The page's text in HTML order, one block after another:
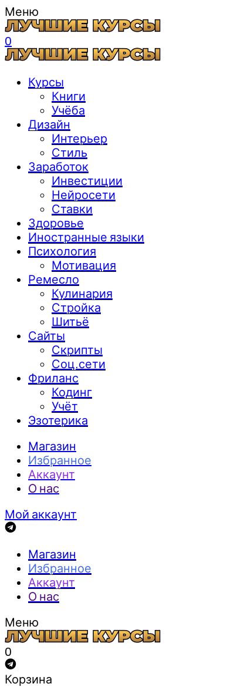
Меню
0
Курсы
Книги
Учёба
Дизайн
Интерьер
Стиль
Заработок
Инвестиции
Нейросети
Ставки
Здоровье
Иностранные языки
Психология
Мотивация
Ремесло
Кулинария
Стройка
Шитьё
Сайты
Скрипты
Соц.сети
Фриланс
Кодинг
Учёт
Эзотерика
Магазин
Избранное
Аккаунт
О нас
Мой аккаунт
Магазин
Избранное
Аккаунт
О нас
Меню
0
Корзина